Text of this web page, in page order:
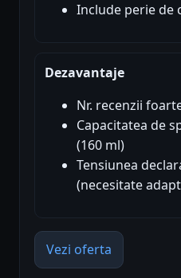
Include perie de
Dezavantaje
Nr. recenzii
Capacitatea de
(160 ml)
Tensiunea
(necesitate
Vezi oferta